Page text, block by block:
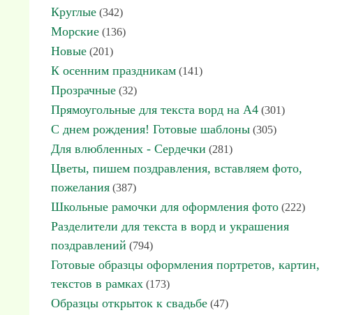
Круглые (342)
Морские (136)
Новые (201)
К осенним праздникам (141)
Прозрачные (32)
Прямоугольные для текста ворд на А4 (301)
С днем рождения! Готовые шаблоны (305)
Для влюбленных - Сердечки (281)
Цветы, пишем поздравления, вставляем фото,
пожелания (387)
Школьные рамочки для оформления фото (222)
Разделители для текста в ворд и украшения
поздравлений (794)
Готовые образцы оформления портретов, картин,
текстов в рамках (173)
Образцы открыток к свадьбе (47)